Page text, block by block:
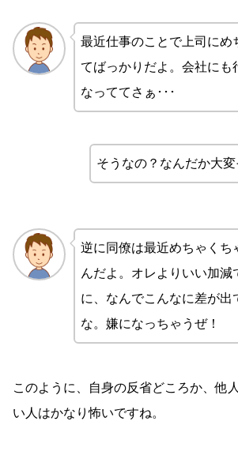
最近仕事のことで上司にめ
てばっかりだよ。会社にも
なっててさぁ･･･
そうなの？なんだか大
逆に同僚は最近めちゃくち
んだよ。オレよりいい加減
に、なんでこんなに差が出
な。嫌になっちゃうぜ！
このように、自身の反省どころか、他
い人はかなり怖いですね。